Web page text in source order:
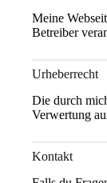
Meine
Betreiber
Urheberrecht
Die durch
Verwertung
Kontakt